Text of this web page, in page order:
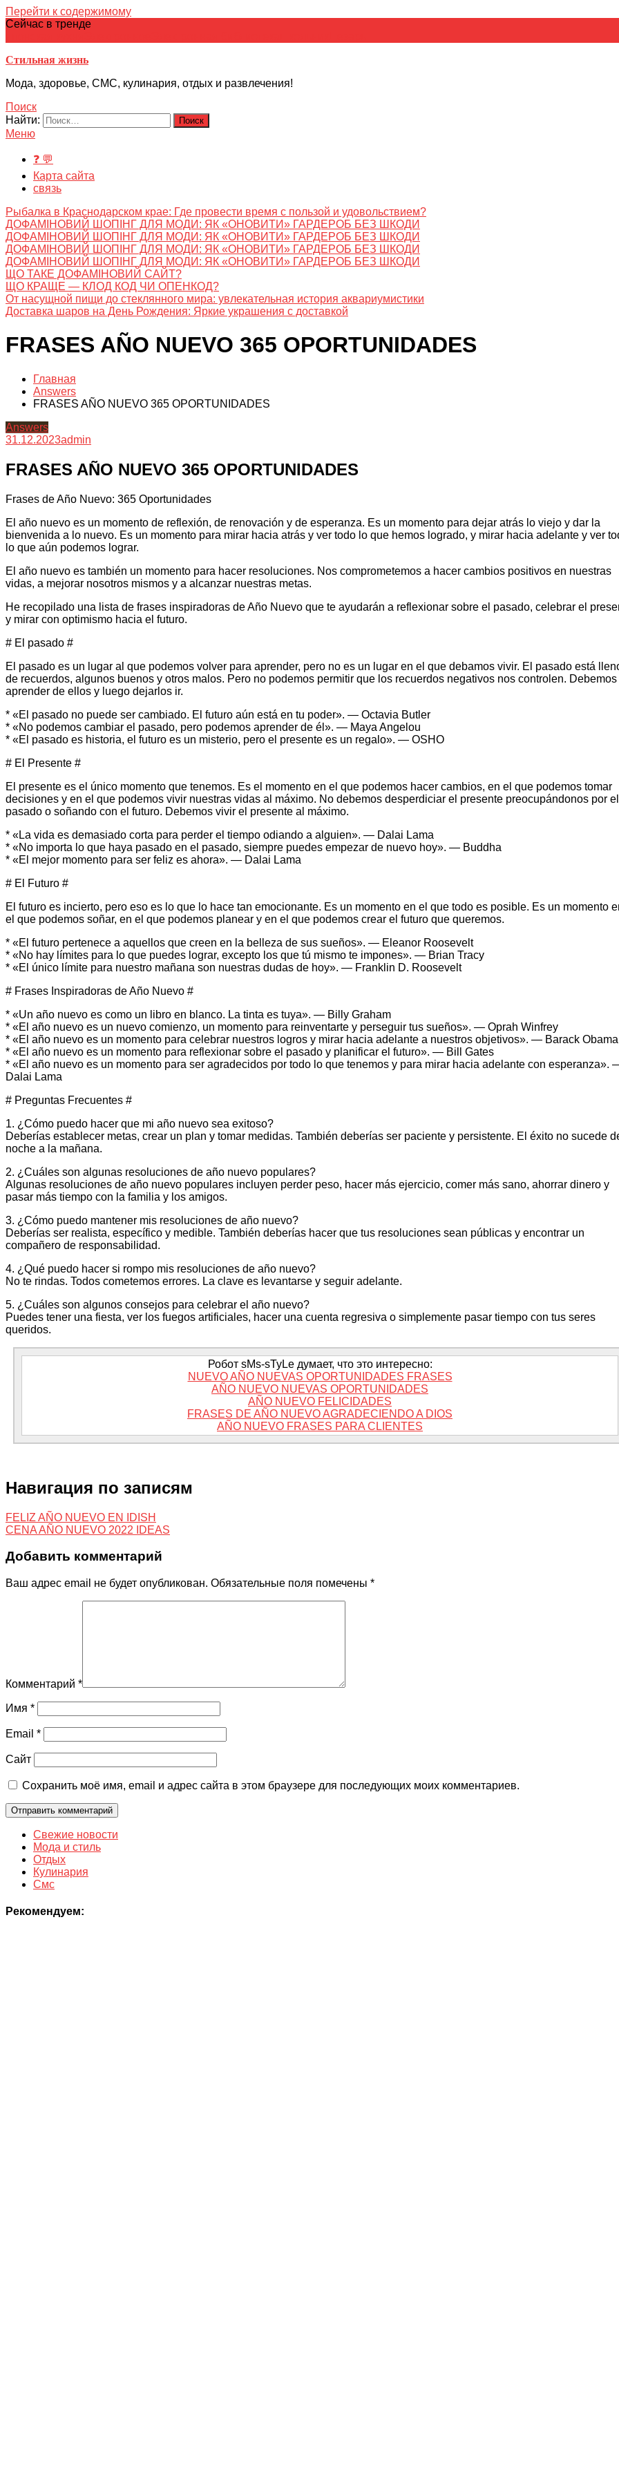
Перейти к содержимому
Сейчас в тренде
Стильная жизнь
Мода, здоровье, СМС, кулинария, отдых и развлечения!
Поиск
Найти:
Меню
❓ 💬
Карта сайта
связь
Рыбалка в Краснодарском крае: Где провести время с пользой и удовольствием?
ДОФАМІНОВИЙ ШОПІНГ ДЛЯ МОДИ: ЯК «ОНОВИТИ» ГАРДЕРОБ БЕЗ ШКОДИ
ДОФАМІНОВИЙ ШОПІНГ ДЛЯ МОДИ: ЯК «ОНОВИТИ» ГАРДЕРОБ БЕЗ ШКОДИ
ДОФАМІНОВИЙ ШОПІНГ ДЛЯ МОДИ: ЯК «ОНОВИТИ» ГАРДЕРОБ БЕЗ ШКОДИ
ДОФАМІНОВИЙ ШОПІНГ ДЛЯ МОДИ: ЯК «ОНОВИТИ» ГАРДЕРОБ БЕЗ ШКОДИ
ЩО ТАКЕ ДОФАМІНОВИЙ САЙТ?
ЩО КРАЩЕ — КЛОД КОД ЧИ ОПЕНКОД?
От насущной пищи до стеклянного мира: увлекательная история аквариумистики
Доставка шаров на День Рождения: Яркие украшения с доставкой
FRASES AÑO NUEVO 365 OPORTUNIDADES
Главная
Answers
FRASES AÑO NUEVO 365 OPORTUNIDADES
Answers
31.12.2023admin
FRASES AÑO NUEVO 365 OPORTUNIDADES
Frases de Año Nuevo: 365 Oportunidades
El año nuevo es un momento de reflexión, de renovación y de esperanza. Es un momento para dejar atrás lo viejo y dar la
bienvenida a lo nuevo. Es un momento para mirar hacia atrás y ver todo lo que hemos logrado, y mirar hacia adelante y ver
lo que aún podemos lograr.
El año nuevo es también un momento para hacer resoluciones. Nos comprometemos a hacer cambios positivos en nuestras
vidas, a mejorar nosotros mismos y a alcanzar nuestras metas.
He recopilado una lista de frases inspiradoras de Año Nuevo que te ayudarán a reflexionar sobre el pasado, celebrar el
y mirar con optimismo hacia el futuro.
# El pasado #
El pasado es un lugar al que podemos volver para aprender, pero no es un lugar en el que debamos vivir. El pasado está
de recuerdos, algunos buenos y otros malos. Pero no podemos permitir que los recuerdos negativos nos controlen. Debemos
aprender de ellos y luego dejarlos ir.
* «El pasado no puede ser cambiado. El futuro aún está en tu poder». — Octavia Butler
* «No podemos cambiar el pasado, pero podemos aprender de él». — Maya Angelou
* «El pasado es historia, el futuro es un misterio, pero el presente es un regalo». — OSHO
# El Presente #
El presente es el único momento que tenemos. Es el momento en el que podemos hacer cambios, en el que podemos tomar
decisiones y en el que podemos vivir nuestras vidas al máximo. No debemos desperdiciar el presente preocupándonos por el
pasado o soñando con el futuro. Debemos vivir el presente al máximo.
* «La vida es demasiado corta para perder el tiempo odiando a alguien». — Dalai Lama
* «No importa lo que haya pasado en el pasado, siempre puedes empezar de nuevo hoy». — Buddha
* «El mejor momento para ser feliz es ahora». — Dalai Lama
# El Futuro #
El futuro es incierto, pero eso es lo que lo hace tan emocionante. Es un momento en el que todo es posible. Es un momento
el que podemos soñar, en el que podemos planear y en el que podemos crear el futuro que queremos.
* «El futuro pertenece a aquellos que creen en la belleza de sus sueños». — Eleanor Roosevelt
* «No hay límites para lo que puedes lograr, excepto los que tú mismo te impones». — Brian Tracy
* «El único límite para nuestro mañana son nuestras dudas de hoy». — Franklin D. Roosevelt
# Frases Inspiradoras de Año Nuevo #
* «Un año nuevo es como un libro en blanco. La tinta es tuya». — Billy Graham
* «El año nuevo es un nuevo comienzo, un momento para reinventarte y perseguir tus sueños». — Oprah Winfrey
* «El año nuevo es un momento para celebrar nuestros logros y mirar hacia adelante a nuestros objetivos». — Barack Obama
* «El año nuevo es un momento para reflexionar sobre el pasado y planificar el futuro». — Bill Gates
* «El año nuevo es un momento para ser agradecidos por todo lo que tenemos y para mirar hacia adelante con esperanza».
Dalai Lama
# Preguntas Frecuentes #
1. ¿Cómo puedo hacer que mi año nuevo sea exitoso?
Deberías establecer metas, crear un plan y tomar medidas. También deberías ser paciente y persistente. El éxito no sucede
noche a la mañana.
2. ¿Cuáles son algunas resoluciones de año nuevo populares?
Algunas resoluciones de año nuevo populares incluyen perder peso, hacer más ejercicio, comer más sano, ahorrar dinero y
pasar más tiempo con la familia y los amigos.
3. ¿Cómo puedo mantener mis resoluciones de año nuevo?
Deberías ser realista, específico y medible. También deberías hacer que tus resoluciones sean públicas y encontrar un
compañero de responsabilidad.
4. ¿Qué puedo hacer si rompo mis resoluciones de año nuevo?
No te rindas. Todos cometemos errores. La clave es levantarse y seguir adelante.
5. ¿Cuáles son algunos consejos para celebrar el año nuevo?
Puedes tener una fiesta, ver los fuegos artificiales, hacer una cuenta regresiva o simplemente pasar tiempo con tus seres
queridos.
Робот sMs-sTyLe думает, что это интересно:
NUEVO AÑO NUEVAS OPORTUNIDADES FRASES
AÑO NUEVO NUEVAS OPORTUNIDADES
AÑO NUEVO FELICIDADES
FRASES DE AÑO NUEVO AGRADECIENDO A DIOS
AÑO NUEVO FRASES PARA CLIENTES
Навигация по записям
FELIZ AÑO NUEVO EN IDISH
CENA AÑO NUEVO 2022 IDEAS
Добавить комментарий
Ваш адрес email не будет опубликован. Обязательные поля помечены *
Комментарий *
Имя *
Email *
Сайт
Сохранить моё имя, email и адрес сайта в этом браузере для последующих моих комментариев.
Свежие новости
Мода и стиль
Отдых
Кулинария
Смс
Рекомендуем: